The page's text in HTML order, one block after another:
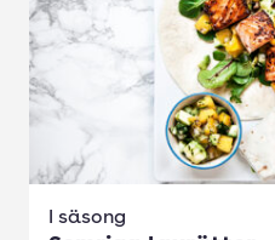
I säsong